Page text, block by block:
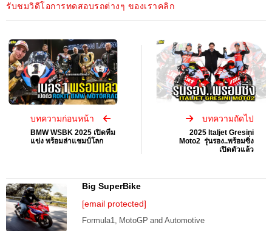
รับชมวิดีโอการทดสอบรถต่างๆ ของเราคลิก
บทความก่อนหน้า
BMW WSBK 2025 เปิดทีม
แข่ง พร้อมล่าแชมป์โลก
บทความถัดไป
2025 Italjet Gresini
Moto2 รุ่นรอง..พร้อมซิ่ง
เปิดตัวแล้ว
Big SuperBike
[email protected]
Formula1, MotoGP and Automotive